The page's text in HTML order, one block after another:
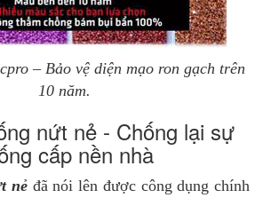
– Bảo vệ diện mạo ron gạch trên
10 năm.
nứt nẻ - Chống lại sự
cấp nền nhà
nẻđã nói lên được công dụng chính